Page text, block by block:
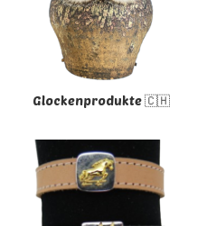
Glockenprodukte 🇨🇭